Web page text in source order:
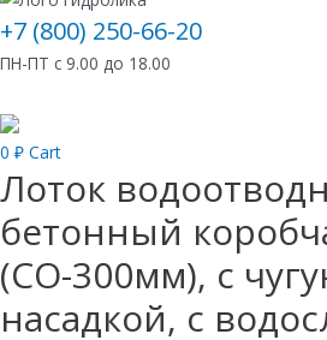
+7 (800) 250-66-20
ПН-ПТ с 9.00 до 18.00
0 ₽ Cart
Лоток
бетонный
(СО-300мм), с
насадкой, с